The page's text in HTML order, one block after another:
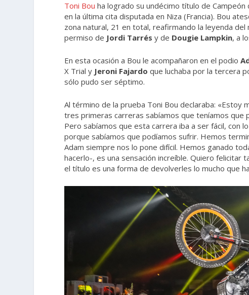
Toni Bou ha logrado su undécimo título de
en la última cita disputada en Niza (Francia). Bou
zona natural, 21 en total, reafirmando la leyenda
permiso de Jordi Tarrés y de Dougie Lampkin, a
En esta ocasión a Bou le acompañaron en el podio
X Trial y Jeroni Fajardo que luchaba por la tercera
sólo pudo ser séptimo.
Al término de la prueba Toni Bou declaraba: «Estoy
tres primeras carreras sabíamos que teníamos que
Pero sabíamos que esta carrera iba a ser fácil, con
porque sabíamos que podíamos sufrir. Hemos
Adam siempre nos lo pone difícil. Hemos ganado
hacerlo-, es una sensación increíble. Quiero felicitar
el título es una forma de devolverles lo mucho que